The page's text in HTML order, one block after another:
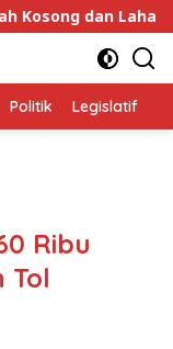
PKPCK Disorot
Politik Legislatif
Ribu
Tol